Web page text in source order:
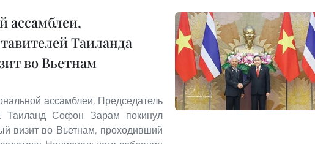
ассамблеи,
Таиланда
во Вьетнам
ассамблеи, Председатель
Таиланд Софон Зарам покинул
визит во Вьетнам, проходивший